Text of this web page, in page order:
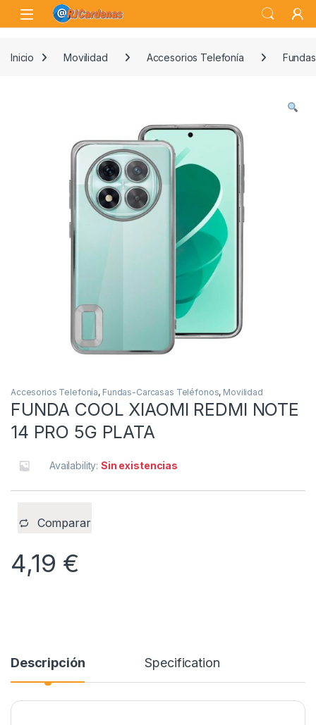
Skip to navigation
Skip to content
Open
Inicio Movilidad Accesorios Telefonía
Accesorios Telefonía, Fundas-Carcasas Teléfonos, Movilidad
FUNDA COOL XIAOMI REDMI NOTE
14 PRO 5G PLATA
Availability:Sin existencias
Comparar
4,19 €
Descripción Specification